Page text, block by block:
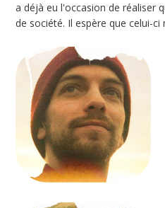
a déjà eu l'occasion de réaliser
de société. Il espère que celui-ci